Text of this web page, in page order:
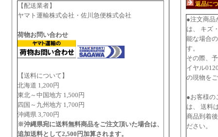
【配送業者】
ヤマト運輸株式会社・佐川急便株式会社
荷物お問い合わせ
【送料について】
北海道 1,200円
東北～中国地方 1,500円
四国～九州地方 1,700円
沖縄県 3,700円
※沖縄県宛に送料無料商品をご注文頂いた場合は、
追加送料として2,500円加算されます。
返品に
●注文商品
は、 キズ
能な場合
す。
その際、
イヤル
の現物を
●お客様の
は、 送料
商品到着
ださい。